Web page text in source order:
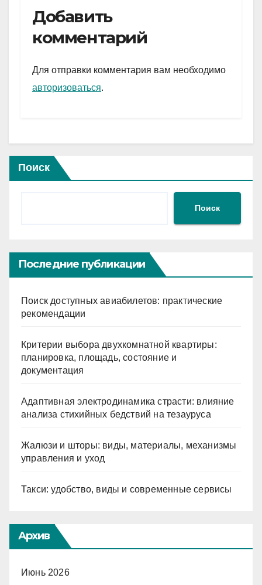
e
gr
a
m
er
s
A
p
и
Добавить
комментарий
Для отправки комментария вам необходимо
авторизоваться.
Поиск
Поиск
Последние публикации
Поиск доступных авиабилетов: практические
рекомендации
Критерии выбора двухкомнатной квартиры:
планировка, площадь, состояние и
документация
Адаптивная электродинамика страсти: влияние
анализа стихийных бедствий на тезауруса
Жалюзи и шторы: виды, материалы, механизмы
управления и уход
Такси: удобство, виды и современные сервисы
Архив
Июнь 2026